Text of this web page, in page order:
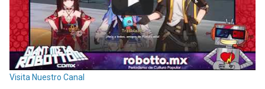
Visita Nuestro Canal